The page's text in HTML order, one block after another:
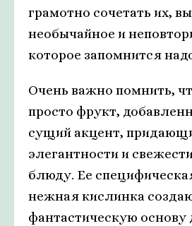
грамотно сочетать их,
необычайное и
которое запомнится
Очень важно помнить,
просто фрукт,
сущий акцент,
элегантности и
блюду. Ее
нежная кислинка
фантастическую основу